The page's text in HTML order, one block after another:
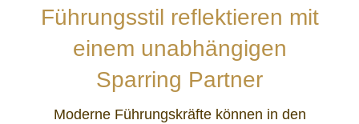
Führungsstil reflektieren mit
einem unabhängigen
Sparring Partner
Moderne Führungskräfte können in den